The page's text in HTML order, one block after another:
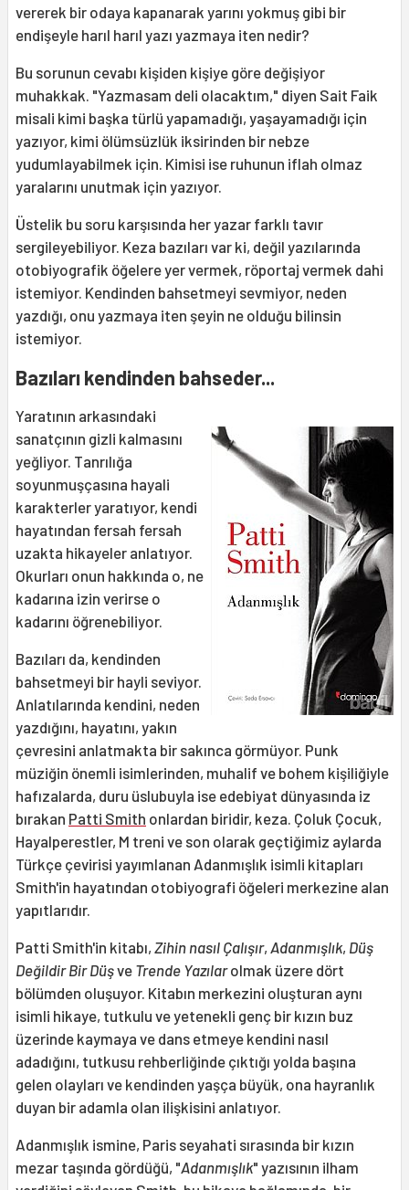
vererek bir odaya kapanarak yarını yokmuş gibi bir
endişeyle harıl harıl yazı yazmaya iten nedir?
Bu sorunun cevabı kişiden kişiye göre değişiyor
muhakkak. "Yazmasam deli olacaktım," diyen Sait Faik
misali kimi başka türlü yapamadığı, yaşayamadığı için
yazıyor, kimi ölümsüzlük iksirinden bir nebze
yudumlayabilmek için. Kimisi ise ruhunun iflah olmaz
yaralarını unutmak için yazıyor.
Üstelik bu soru karşısında her yazar farklı tavır
sergileyebiliyor. Keza bazıları var ki, değil yazılarında
otobiyografik öğelere yer vermek, röportaj vermek dahi
istemiyor. Kendinden bahsetmeyi sevmiyor, neden
yazdığı, onu yazmaya iten şeyin ne olduğu bilinsin
istemiyor.
Bazıları kendinden bahseder...
Yaratının arkasındaki
sanatçının gizli kalmasını
yeğliyor. Tanrılığa
soyunmuşçasına hayali
karakterler yaratıyor, kendi
hayatından fersah fersah
uzakta hikayeler anlatıyor.
Okurları onun hakkında o, ne
kadarına izin verirse o
kadarını öğrenebiliyor.
Bazıları da, kendinden
bahsetmeyi bir hayli seviyor.
Anlatılarında kendini, neden
yazdığını, hayatını, yakın
çevresini anlatmakta bir sakınca görmüyor. Punk
müziğin önemli isimlerinden, muhalif ve bohem kişiliğiyle
hafızalarda, duru üslubuyla ise edebiyat dünyasında iz
bırakan Patti Smith onlardan biridir, keza. Çoluk Çocuk,
Hayalperestler, M treni ve son olarak geçtiğimiz aylarda
Türkçe çevirisi yayımlanan Adanmışlık isimli kitapları
Smith'in hayatından otobiyografi öğeleri merkezine alan
yapıtlarıdır.
Patti Smith'in kitabı, Zihin nasıl Çalışır, Adanmışlık, Düş
Değildir Bir Düşve Trende Yazılarolmak üzere dört
bölümden oluşuyor. Kitabın merkezini oluşturan aynı
isimli hikaye, tutkulu ve yetenekli genç bir kızın buz
üzerinde kaymaya ve dans etmeye kendini nasıl
adadığını, tutkusu rehberliğinde çıktığı yolda başına
gelen olayları ve kendinden yaşça büyük, ona hayranlık
duyan bir adamla olan ilişkisini anlatıyor.
Adanmışlık ismine, Paris seyahati sırasında bir kızın
mezar taşında gördüğü, "Adanmışlık" yazısının ilham